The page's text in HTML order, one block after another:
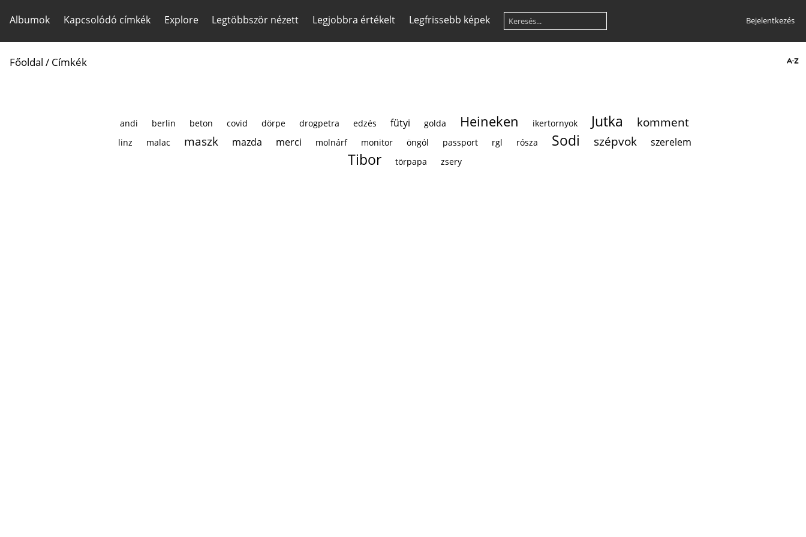
Albumok Kapcsolódó címkék Explore Legtöbbször nézett Legjobbra értékelt Legfrissebb képek Bejelentkezés
Főoldal / Címkék
andi berlin beton covid dörpe drogpetra edzés fütyi golda Heineken ikertornyok Jutka komment
linz malac maszk mazda merci molnárf monitor öngól passport rgl rósza Sodi szépvok szerelem
Tibor törpapa zsery